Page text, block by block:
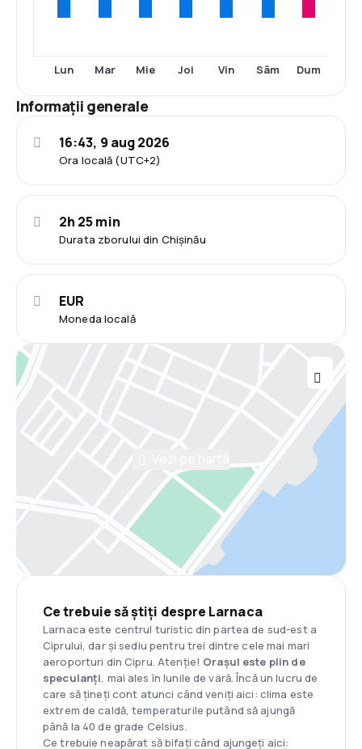
Lun Mar Mie Joi Vin Sâm Dum
Informații generale
Ora locală (UTC+2)
16:43, 9 aug 2026
Durata zborului din Chișinău
2h 25 min
Moneda locală
EUR
Ce trebuie să știți despre Larnaca
Larnaca este centrul turistic din partea de sud-est a
Ciprului, dar și sediu pentru trei dintre cele mai mari
aeroporturi din Cipru. Atenție! Orașul este plin de
speculanți, mai ales în lunile de vară. Încă un lucru de
care să țineți cont atunci când veniți aici: clima este
extrem de caldă, temperaturile putând să ajungă
până la 40 de grade Celsius.
Ce trebuie neapărat să bifați când ajungeți aici: